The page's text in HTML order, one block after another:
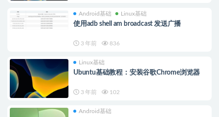
Android基础 Linux基础
使用adb shell am broadcast 发送广播
3 年前 836
Linux基础
Ubuntu基础教程：安装谷歌Chrome浏览器
3 年前 102
Android基础